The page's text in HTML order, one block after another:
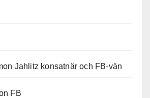
Jahlitz konsatnär och FB-vän
FB